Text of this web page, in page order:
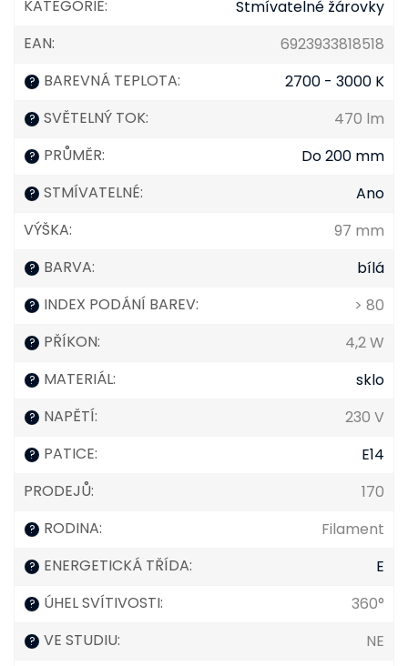
KATEGORIE:
Stmívatelné žárovky
EAN: 6923933818518
? BAREVNÁ TEPLOTA: 2700 - 3000 K
? SVĚTELNÝ TOK: 470 lm
? PRŮMĚR: Do 200 mm
? STMÍVATELNÉ:
Ano
VÝŠKA: 97 mm
? BARVA: bílá
? INDEX PODÁNÍ BAREV: > 80
? PŘÍKON: 4,2 W
? MATERIÁL: sklo
? NAPĚTÍ: 230 V
? PATICE:
E14
PRODEJŮ: 170
? RODINA: Filament
? ENERGETICKÁ TŘÍDA: E
? ÚHEL SVÍTIVOSTI: 360°
? VE STUDIU: NE